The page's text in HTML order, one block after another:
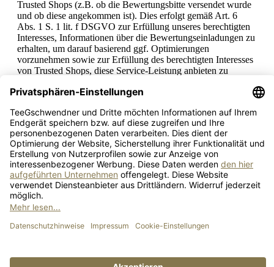
Trusted Shops (z.B. ob die Bewertungsbitte versendet wurde
und ob diese angekommen ist). Dies erfolgt gemäß Art. 6
Abs. 1 S. 1 lit. f DSGVO zur Erfüllung unseres berechtigten
Interesses, Informationen über die Bewertungseinladungen zu
erhalten, um darauf basierend ggf. Optimierungen
vorzunehmen sowie zur Erfüllung des berechtigten Interesses
von Trusted Shops, diese Service-Leistung anbieten zu
Erhebung und Anzeige von Bewertungs- bzw.
Statusinformationen sind wir gemeinsam mit Trusted Shops
verantwortlich.
Im Rahmen der zwischen uns und der Trusted Shops
bestehenden gemeinsamen Verantwortlichkeit wenden Sie
sich bei Datenschutzfragen und zur Geltendmachung Ihrer
Rechte bitte bevorzugt an die Trusted Shops, deren
Kontaktmöglichkeiten Sie
zum Datenschutz können sie dem folgenden Link
entnehmen. Unabhängig davon können Sie sich auch immer
an uns unter der in dieser Datenschutzerklärung
wird dann, falls erforderlich, zur Beantwortung an den